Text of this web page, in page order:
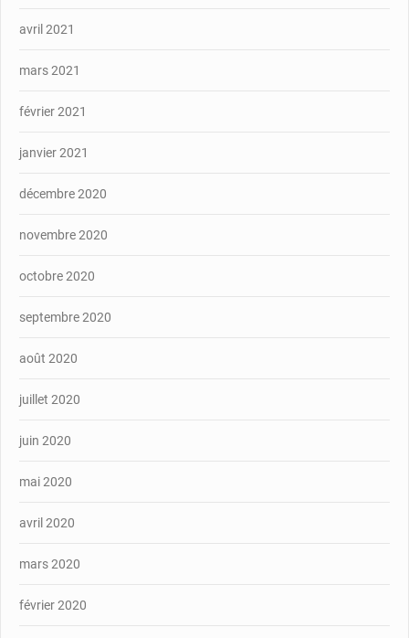
avril 2021
mars 2021
février 2021
janvier 2021
décembre 2020
novembre 2020
octobre 2020
septembre 2020
août 2020
juillet 2020
juin 2020
mai 2020
avril 2020
mars 2020
février 2020